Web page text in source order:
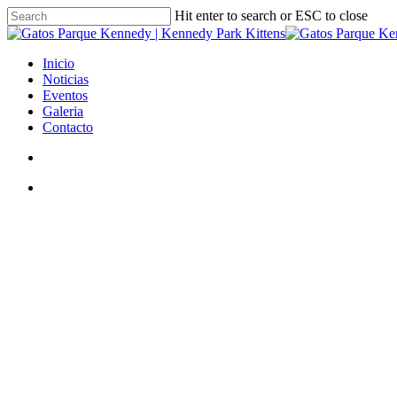
Skip
to
content
Hit enter to search or ESC to close
Close
search
Menu
Inicio
Noticias
Eventos
Galeria
Contacto